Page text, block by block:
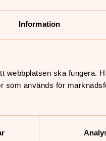
Information
webbplatsen ska fungera.
som används för